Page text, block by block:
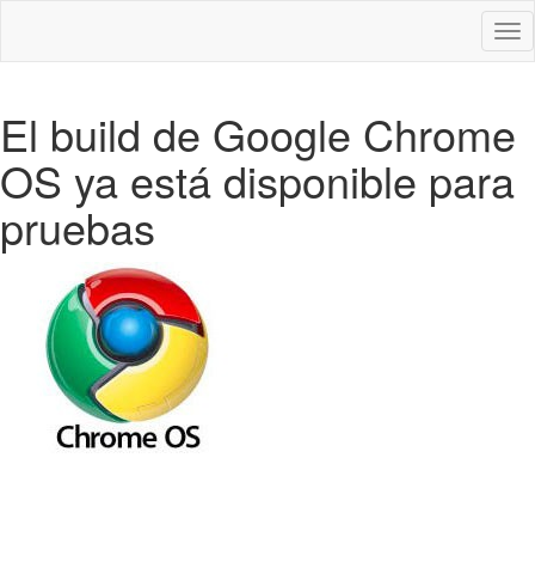
El build de Google Chrome
OS ya está disponible para
pruebas